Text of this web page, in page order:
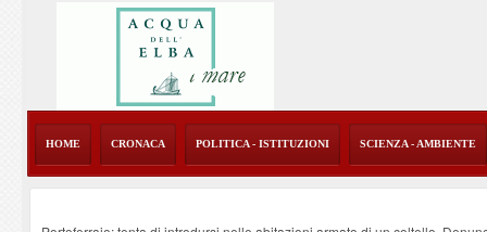
HOME CRONACA POLITICA - ISTITUZIONI SCIENZA - AMBIENTE